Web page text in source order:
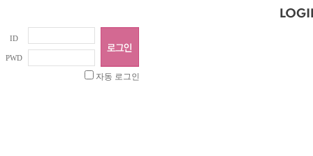
ID
PWD
자동 로그인